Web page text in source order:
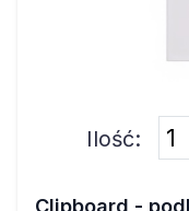
Ilość:
Clipboard -